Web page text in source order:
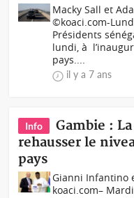
Macky Sall et
©koaci.com-
Présidents
lundi, à
pays....
il y a 7 ans
Info
Gambie :
rehausser le
pays
Gianni Infantino
koaci.com–